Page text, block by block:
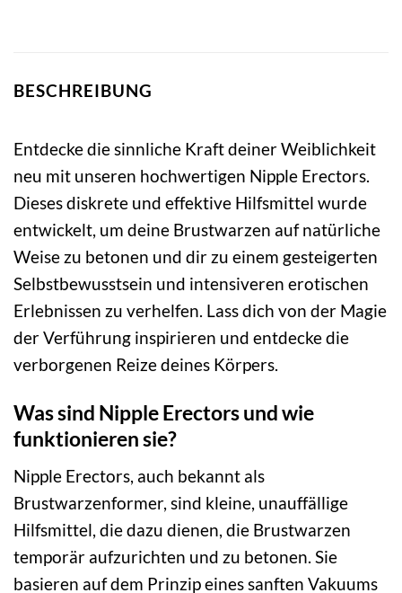
BESCHREIBUNG
Entdecke die sinnliche Kraft deiner Weiblichkeit
neu mit unseren hochwertigen Nipple Erectors.
Dieses diskrete und effektive Hilfsmittel wurde
entwickelt, um deine Brustwarzen auf natürliche
Weise zu betonen und dir zu einem gesteigerten
Selbstbewusstsein und intensiveren erotischen
Erlebnissen zu verhelfen. Lass dich von der Magie
der Verführung inspirieren und entdecke die
verborgenen Reize deines Körpers.
Was sind Nipple Erectors und wie
funktionieren sie?
Nipple Erectors, auch bekannt als
Brustwarzenformer, sind kleine, unauffällige
Hilfsmittel, die dazu dienen, die Brustwarzen
temporär aufzurichten und zu betonen. Sie
basieren auf dem Prinzip eines sanften Vakuums